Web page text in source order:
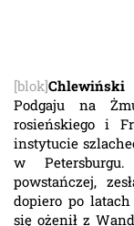
[blok]Chlewiński
Podgaju na
rosieńskiego i
instytucie
w
powstańczej,
dopiero po
się ożenił z